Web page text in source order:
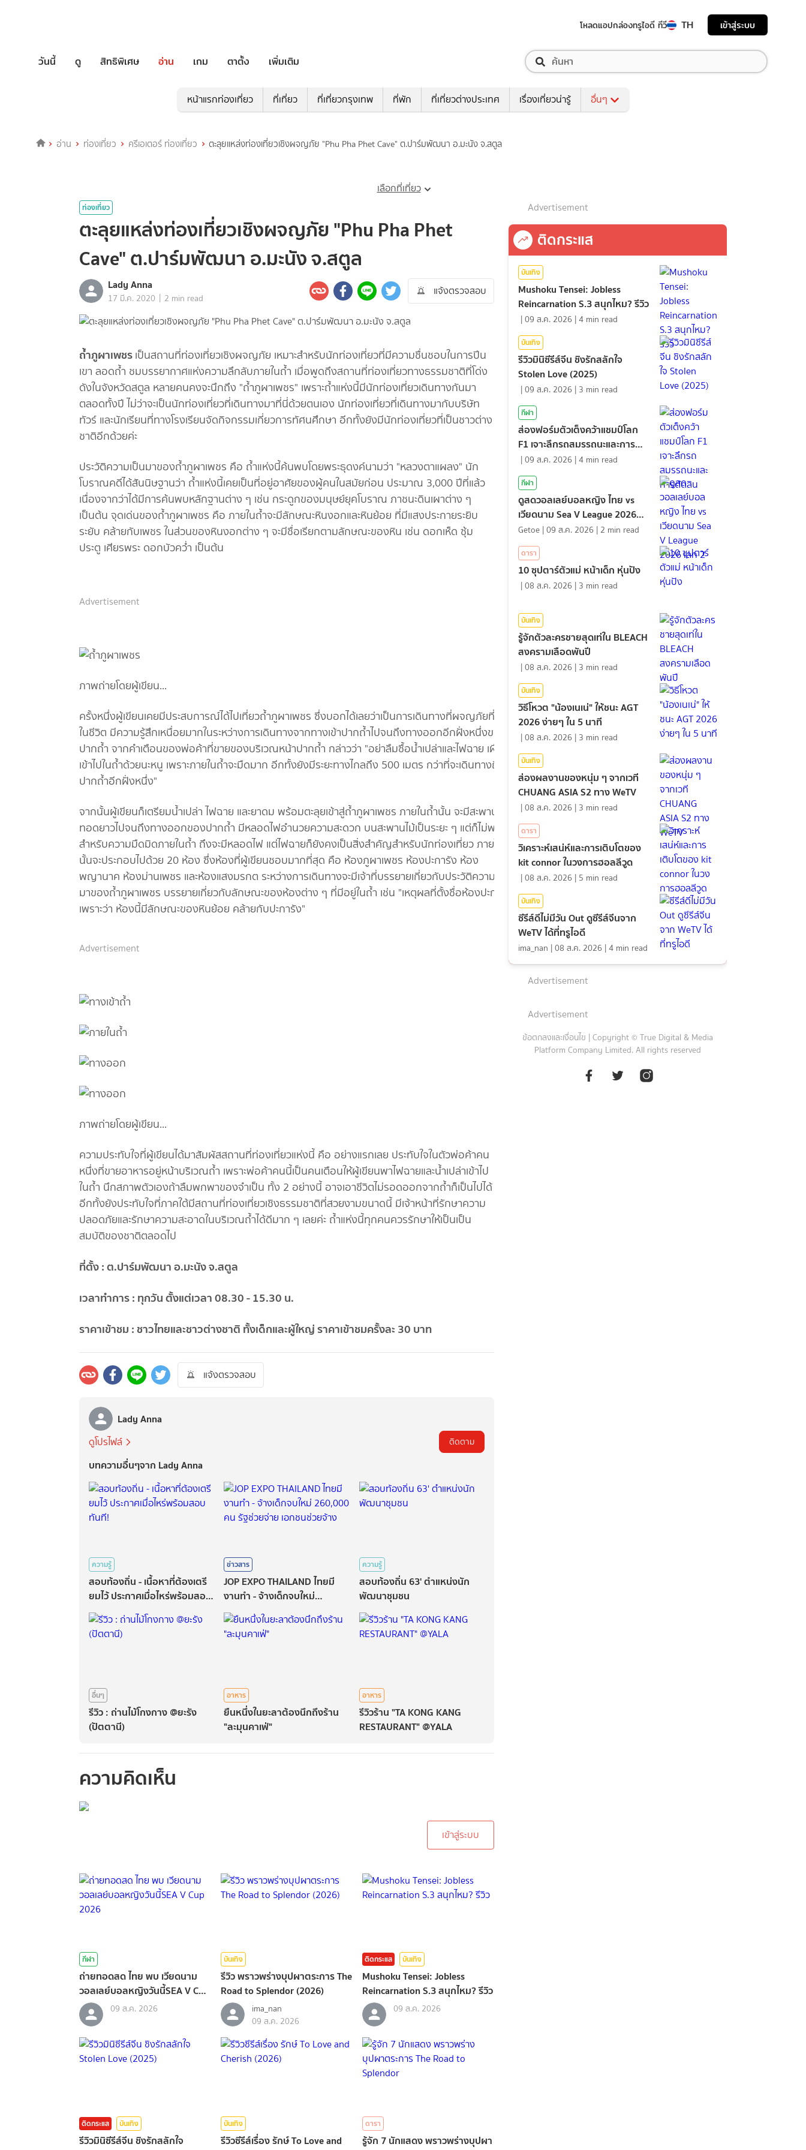
โหลดแอปกล่องทรูไอดี ทีวี TH เข้าสู่ระบบ
วันนี้ ดู สิทธิพิเศษ อ่าน เกม ตาตั้ง เพิ่มเติม
หน้าแรกท่องเที่ยว ที่เที่ยว ที่เที่ยวกรุงเทพ ที่พัก ที่เที่ยวต่างประเทศ เรื่องเที่ยวน่ารู้ อื่นๆ
อ่าน ท่องเที่ยว ครีเอเตอร์ ท่องเที่ยว ตะลุยแหล่งท่องเที่ยวเชิงผจญภัย "Phu Pha Phet Cave" ต.ปาร์มพัฒนา อ.มะนัง จ.สตูล
เลือกที่เที่ยว
ท่องเที่ยว
ตะลุยแหล่งท่องเที่ยวเชิงผจญภัย "Phu Pha Phet
Cave" ต.ปาร์มพัฒนา อ.มะนัง จ.สตูล
Lady Anna
17 มี.ค. 2020 | 2 min read
แจ้งตรวจสอบ
ถ้ำภูผาเพชรเป็นสถานที่ท่องเที่ยวเชิงผจญภัย เหมาะสำหรับนักท่องเที่ยวที่มีความชื่นชอบในการปีน
เขา ลอดถ้ำ ชมบรรยากาศแห่งความลึกลับภายในถ้ำ เมื่อพูดถึงสถานที่ท่องเที่ยวทางธรรมชาติที่โด่ง
ดังในจังหวัดสตูล หลายคนคงจะนึกถึง "ถ้ำภูผาเพชร" เพราะถ้ำแห่งนี้มีนักท่องเที่ยวเดินทางกันมา
ตลอดทั้งปี ไม่ว่าจะเป็นนักท่องเที่ยวที่เดินทางมาที่นี่ด้วยตนเอง นักท่องเที่ยวที่เดินทางมากับบริษัท
ทัวร์ และนักเรียนที่ทางโรงเรียนจัดกิจกรรมเกี่ยวการทัศนศึกษา อีกทั้งยังมีนักท่องเที่ยวที่เป็นชาวต่าง
ชาติอีกด้วยค่ะ
ประวัติความเป็นมาของถ้ำภูผาเพชร คือ ถ้ำแห่งนี้ค้นพบโดยพระธุดงค์นามว่า "หลวงตาแผลง" นัก
โบราณคดีได้สันนิษฐานว่า ถ้ำแห่งนี้เคยเป็นที่อยู่อาศัยของผู้คนในสมัยก่อน ประมาณ 3,000 ปีที่แล้ว
เนื่องจากว่าได้มีการค้นพบหลักฐานต่าง ๆ เช่น กระดูกของมนุษย์ยุคโบราณ ภาชนะดินเผาต่าง ๆ
เป็นต้น จุดเด่นของถ้ำภูผาเพชร คือ ภายในถ้ำจะมีลักษณะหินงอกและหินย้อย ที่มีแสงประกายระยิบ
ระยับ คล้ายกับเพชร ในส่วนของหินงอกต่าง ๆ จะมีชื่อเรียกตามลักษณะของหิน เช่น ดอกเห็ด ซุ้ม
ประตู เศียรพระ ดอกบัวคว่ำ เป็นต้น
Advertisement
ภาพถ่ายโดยผู้เขียน...
ครั้งหนึ่งผู้เขียนเคยมีประสบการณ์ได้ไปเที่ยวถ้ำภูผาเพชร ซึ่งบอกได้เลยว่าเป็นการเดินทางที่ผจญภัยที่สุด
ในชีวิต มีความรู้สึกเหนื่อยมากในระหว่างการเดินทางจากทางเข้าปากถ้ำไปจนถึงทางออกอีกฝั่งหนึ่งของ
ปากถ้ำ จากคำเตือนของพ่อค้าที่ขายของบริเวณหน้าปากถ้ำ กล่าวว่า "อย่าลืมซื้อน้ำเปล่าและไฟฉาย เผื่อ
เข้าไปในถ้ำด้วยนะหนู เพราะภายในถ้ำจะมืดมาก อีกทั้งยังมีระยะทางไกลถึง 500 เมตร กว่าที่จะเดินทางถึง
ปากถ้ำอีกฝั่งหนึ่ง"
จากนั้นผู้เขียนก็เตรียมน้ำเปล่า ไฟฉาย และยาดม พร้อมตะลุยเข้าสู่ถ้ำภูผาเพชร ภายในถ้ำนั้น จะมีสะพานไม้
ทอดยาวไปจนถึงทางออกของปากถ้ำ มีหลอดไฟอำนวยความสะดวก บนสะพานไม้เป็นระยะ ๆ แต่ก็ไม่พอ
สำหรับความมืดมิดภายในถ้ำ ถึงจะมีหลอดไฟ แต่ไฟฉายก็ยังคงเป็นสิ่งสำคัญสำหรับนักท่องเที่ยว ภายในถ้ำ
นั้นจะประกอบไปด้วย 20 ห้อง ซึ่งห้องที่ผู้เขียนชอบมากที่สุด คือ ห้องภูผาเพชร ห้องปะการัง ห้อง
พญานาค ห้องม่านเพชร และห้องแสงมรกต ระหว่างการเดินทางจะมีเจ้าที่บรรยายเกี่ยวกับประวัติความเป็น
มาของถ้ำภูผาเพชร บรรยายเกี่ยวกับลักษณะของห้องต่าง ๆ ที่มีอยู่ในถ้ำ เช่น "เหตุผลที่ตั้งชื่อห้องปะการัง
เพราะว่า ห้องนี้มีลักษณะของหินย้อย คล้ายกับปะการัง"
Advertisement
ภาพถ่ายโดยผู้เขียน...
ความประทับใจที่ผู้เขียนได้มาสัมผัสสถานที่ท่องเที่ยวแห่งนี้ คือ อย่างแรกเลย ประทับใจในตัวพ่อค้าคน
หนึ่งที่ขายอาหารอยู่หน้าบริเวณถ้ำ เพราะพ่อค้าคนนี้เป็นคนเตือนให้ผู้เขียนพาไฟฉายและน้ำเปล่าเข้าไป
ในถ้ำ นึกสภาพตัวเองถ้าลืมพกพาของจำเป็น ทั้ง 2 อย่างนี้ อาจเอาชีวิตไม่รอดออกจากถ้ำก็เป็นไปได้
อีกทั้งยังประทับใจที่ภาคใต้มีสถานที่ท่องเที่ยวเชิงธรรมชาติที่สวยงามขนาดนี้ มีเจ้าหน้าที่รักษาความ
ปลอดภัยและรักษาความสะอาดในบริเวณถ้ำได้ดีมาก ๆ เลยค่ะ ถ้ำแห่งนี้ทุกคนควรรักษาให้เป็นเป็น
สมบัติของชาติตลอดไป
ที่ตั้ง : ต.ปาร์มพัฒนา อ.มะนัง จ.สตูล
เวลาทำการ : ทุกวัน ตั้งแต่เวลา 08.30 - 15.30 น.
ราคาเข้าชม : ชาวไทยและชาวต่างชาติ ทั้งเด็กและผู้ใหญ่ ราคาเข้าชมครั้งละ 30 บาท
แจ้งตรวจสอบ
Lady Anna
ดูโปรไฟล์ ติดตาม
บทความอื่นๆจาก Lady Anna
ความรู้
สอบท้องถิ่น - เนื้อหาที่ต้องเตรี
ยมไว้ ประกาศเมื่อไหร่พร้อมสอบ
ทันที!
ข่าวสาร
JOP EXPO THAILAND ไทยมี
งานทำ - จ้างเด็กจบใหม่
260,000 คน รัฐช่วยจ่าย เอกชน
ช่วยจ้าง
ความรู้
สอบท้องถิ่น 63' ตำแหน่งนัก
พัฒนาชุมชน
อื่นๆ
รีวิว : ถ่านไม้โกงกาง @ยะรัง
(ปัตตานี)
อาหาร
ยืนหนึ่งในยะลาต้องนึกถึงร้าน
"ละมุนคาเฟ่"
อาหาร
รีวิวร้าน "TA KONG KANG
RESTAURANT" @YALA
ความคิดเห็น
เข้าสู่ระบบ
กีฬา
ถ่ายทอดสด ไทย พบ เวียดนาม
วอลเลย์บอลหญิงวันนี้SEA V Cup
2026
09 ส.ค. 2026
บันเทิง
รีวิว พราวพร่างบุปผาตระการ The
Road to Splendor (2026)
ima_nan
09 ส.ค. 2026
ติดกระแส บันเทิง
Mushoku Tensei: Jobless
Reincarnation S.3 สนุกไหม? รีวิว
09 ส.ค. 2026
ติดกระแส บันเทิง
รีวิวมินิซีรีส์จีน ชิงรักสลักใจ
บันเทิง
รีวิวซีรีส์เรื่อง รักษ์ To Love and
ดารา
รู้จัก 7 นักแสดง พราวพร่างบุปผา
Advertisement
ติดกระแส
บันเทิง
Mushoku Tensei: Jobless
Reincarnation S.3 สนุกไหม? รีวิว
|09 ส.ค. 2026 |4 min read
บันเทิง
รีวิวมินิซีรีส์จีน ชิงรักสลักใจ
Stolen Love (2025)
|09 ส.ค. 2026 | 3 min read
กีฬา
ส่องฟอร์มตัวเต็งคว้าแชมป์โลก
F1 เจาะลึกรถสมรรถนะและการ
ตัดสิน
|09 ส.ค. 2026 |4 min read
กีฬา
ดูสดวอลเลย์บอลหญิง ไทย vs
เวียดนาม Sea V League 2026
เลก 2
Getoe |09 ส.ค. 2026 | 2 min read
ดารา
10 ซุปตาร์ตัวแม่ หน้าเด็ก หุ่นปัง
|08 ส.ค. 2026 | 3 min read
บันเทิง
รู้จักตัวละครชายสุดเท่ใน BLEACH
สงครามเลือดพันปี
|08 ส.ค. 2026 | 3 min read
บันเทิง
วิธีโหวต "น้องเนเน่" ให้ชนะ AGT
2026 ง่ายๆ ใน 5 นาที
|08 ส.ค. 2026 | 3 min read
บันเทิง
ส่องผลงานของหนุ่ม ๆ จากเวที
CHUANG ASIA S2 ทาง WeTV
|08 ส.ค. 2026 | 3 min read
ดารา
วิเคราะห์เสน่ห์และการเติบโตของ
kit connor ในวงการฮอลลีวูด
|08 ส.ค. 2026 | 5 min read
บันเทิง
ซีรีส์ดีไม่มีวัน Out ดูซีรีส์จีนจาก
WeTV ได้ที่ทรูไอดี
ima_nan |08 ส.ค. 2026 |4 min read
Advertisement
Advertisement
ข้อตกลงและเงื่อนไข | Copyright © True Digital & Media
Platform Company Limited. All rights reserved